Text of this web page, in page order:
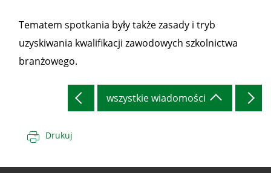
Tematem spotkania były także zasady i tryb
uzyskiwania kwalifikacji zawodowych szkolnictwa
branżowego.
wszystkie wiadomości
Drukuj